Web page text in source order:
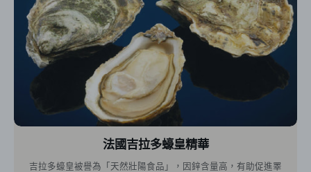
法國吉拉多蠔皇精華
吉拉多蠔皇被譽為「天然壯陽食品」，因鋅含量高，有助促進睪